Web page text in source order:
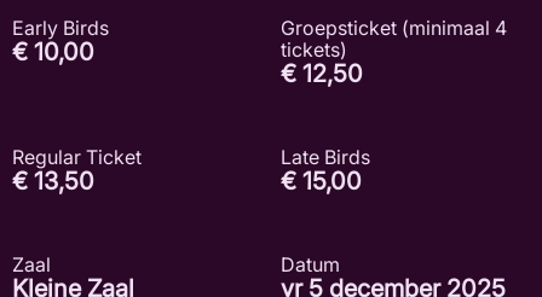
Early Birds
€ 10,00
Groepsticket (minimaal 4
tickets)
€ 12,50
Regular Ticket
€ 13,50
Late Birds
€ 15,00
Zaal
Kleine Zaal
Datum
vr 5 december 2025